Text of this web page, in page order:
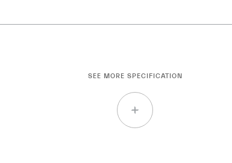
SEE MORE SPECIFICATION